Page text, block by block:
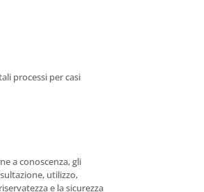
processi per casi
a conoscenza, gli
utilizzo,
e la sicurezza